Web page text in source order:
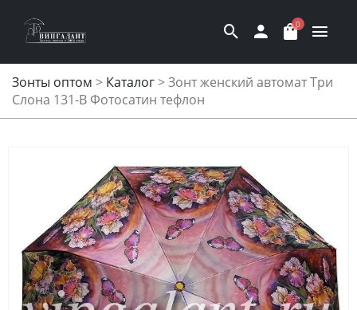
0
Зонты оптом > Каталог>Зонт женский автомат Три
Слона 131-B Фотосатин тефлон